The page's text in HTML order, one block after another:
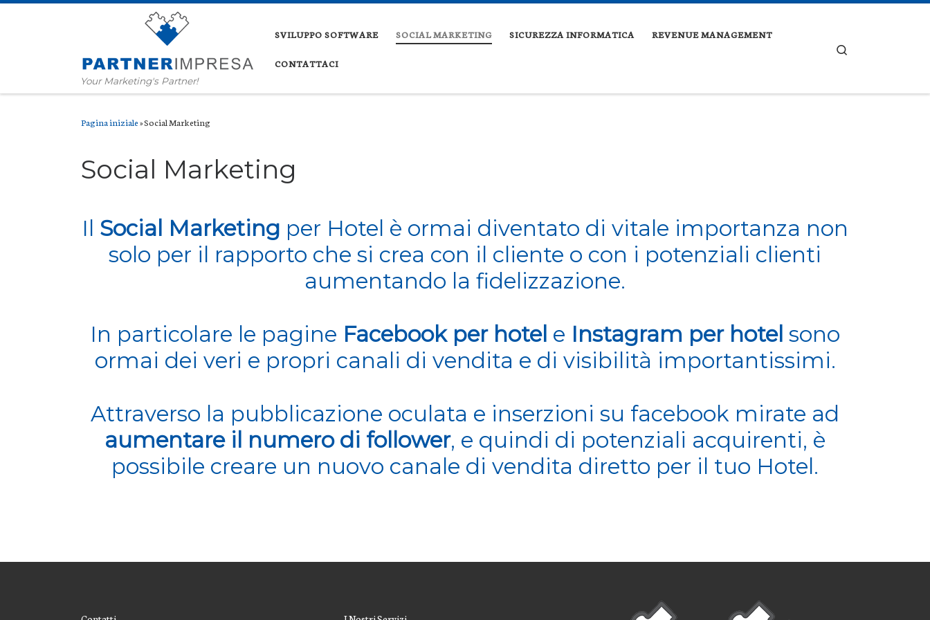
Your Marketing's Partner!
SVILUPPO SOFTWARE SOCIAL MARKETING SICUREZZA INFORMATICA REVENUE MANAGEMENT
CONTATTACI
Pagina iniziale»Social Marketing
Social Marketing
Il Social Marketing per Hotel è ormai diventato di vitale importanza non
solo per il rapporto che si crea con il cliente o con i potenziali clienti
aumentando la fidelizzazione.
In particolare le pagine Facebook per hotel e Instagram per hotel sono
ormai dei veri e propri canali di vendita e di visibilità importantissimi.
Attraverso la pubblicazione oculata e inserzioni su facebook mirate ad
aumentare il numero di follower, e quindi di potenziali acquirenti, è
possibile creare un nuovo canale di vendita diretto per il tuo Hotel.